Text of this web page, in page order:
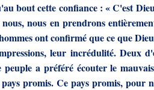
bout cette confiance : « C'est
nous en prendrons
ont confirmé que ce que
leur incrédulité. Deux
peuple a préféré écouter le
promis. Ce pays promis, pour